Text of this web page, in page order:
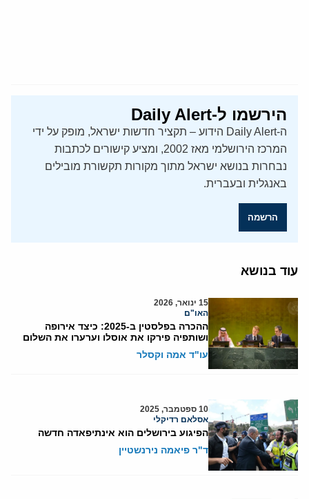
הירשמו ל-Daily Alert
ה-Daily Alert הידוע – תקציר חדשות ישראל, מופק על ידי
המרכז הירושלמי מאז 2002, ומציע קישורים לכתבות
נבחרות בנושא ישראל מתוך מקורות תקשורת מובילים
באנגלית ובעברית.
הרשמה
עוד בנושא
15 ינואר, 2026
האו"ם
ההכרה בפלסטין ב-2025: כיצד אירופה
ושותפיה פירקו את אוסלו וערערו את השלום
עו"ד אמה וקסלר
10 ספטמבר, 2025
אסלאם רדיקלי
הפיגוע בירושלים הוא אינתיפאדה חדשה
ד"ר פיאמה נירנשטיין